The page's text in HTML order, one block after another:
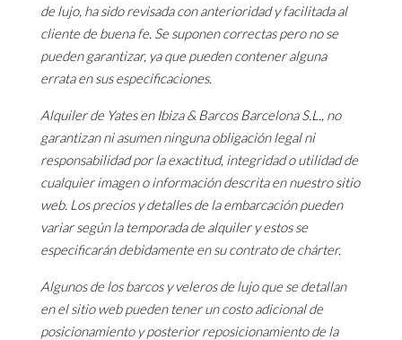
de lujo, ha sido revisada con anterioridad y facilitada al
cliente de buena fe. Se suponen correctas pero no se
pueden garantizar, ya que pueden contener alguna
errata en sus especificaciones.
Alquiler de Yates en Ibiza & Barcos Barcelona S.L., no
garantizan ni asumen ninguna obligación legal ni
responsabilidad por la exactitud, integridad o utilidad de
cualquier imagen o información descrita en nuestro sitio
web. Los precios y detalles de la embarcación pueden
variar según la temporada de alquiler y estos se
especificarán debidamente en su contrato de chárter.
Algunos de los barcos y veleros de lujo que se detallan
en el sitio web pueden tener un costo adicional de
posicionamiento y posterior reposicionamiento de la